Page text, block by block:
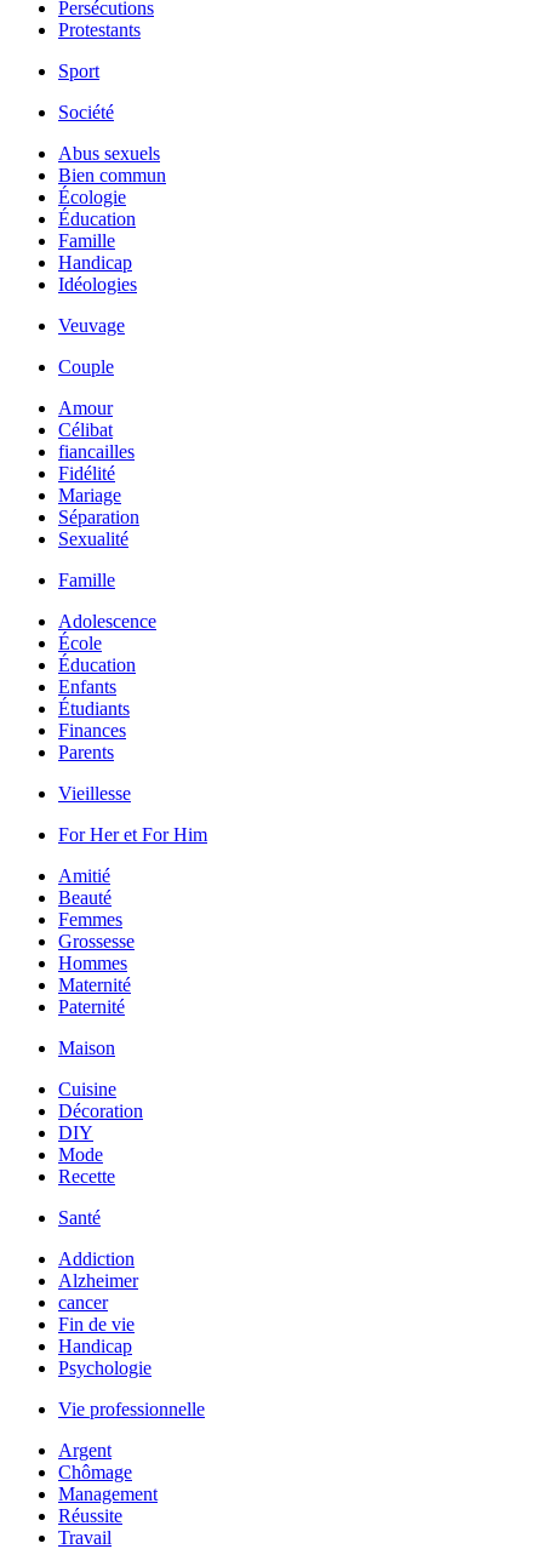
Persécutions
Protestants
Sport
Société
Abus sexuels
Bien commun
Écologie
Éducation
Famille
Handicap
Idéologies
Veuvage
Couple
Amour
Célibat
fiancailles
Fidélité
Mariage
Séparation
Sexualité
Famille
Adolescence
École
Éducation
Enfants
Étudiants
Finances
Parents
Vieillesse
For Her et For Him
Amitié
Beauté
Femmes
Grossesse
Hommes
Maternité
Paternité
Maison
Cuisine
Décoration
DIY
Mode
Recette
Santé
Addiction
Alzheimer
cancer
Fin de vie
Handicap
Psychologie
Vie professionnelle
Argent
Chômage
Management
Réussite
Travail